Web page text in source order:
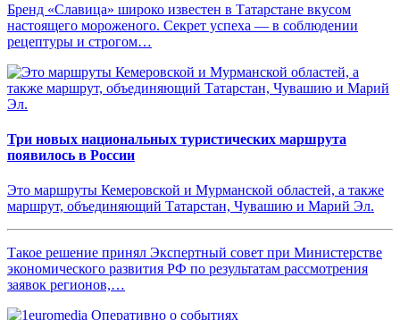
Бренд «Славица» широко известен в Татарстане вкусом
настоящего мороженого. Секрет успеха — в соблюдении
рецептуры и строгом…
Три новых национальных туристических маршрута
появилось в России
Это маршруты Кемеровской и Мурманской областей, а также
маршрут, объединяющий Татарстан, Чувашию и Марий Эл.
Такое решение принял Экспертный совет при Министерстве
экономического развития РФ по результатам рассмотрения
заявок регионов,…